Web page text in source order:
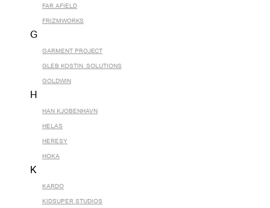
FAR AFIELD
FRIZMWORKS
G
GARMENT PROJECT
GLEB KOSTIN .SOLUTIONS
GOLDWIN
H
HAN KJOBENHAVN
HELAS
HERESY
HOKA
K
KARDO
KIDSUPER STUDIOS